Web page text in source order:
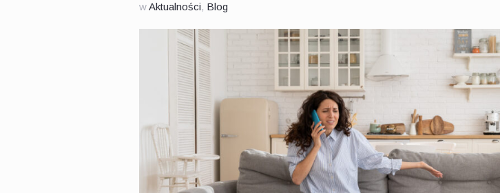
wAktualności, Blog